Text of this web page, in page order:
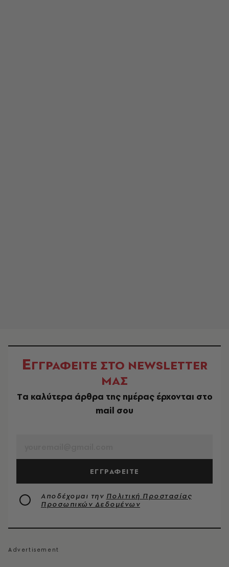
ΕΓΓΡΑΦΕΙΤΕ ΣΤΟ NEWSLETTER
ΜΑΣ
Tα καλύτερα άρθρα της ημέρας έρχονται στο
mail σου
ΕΓΓΡΑΦΕΙΤΕ
Αποδέχομαι την Πολιτική Προστασίας
Προσωπικών Δεδομένων